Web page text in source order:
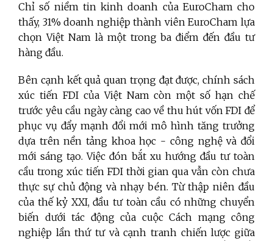
Chỉ số niềm tin kinh doanh của EuroCham cho
thấy, 31% doanh nghiệp thành viên EuroCham lựa
chọn Việt Nam là một trong ba điểm đến đầu tư
hàng đầu.
Bên cạnh kết quả quan trọng đạt được, chính sách
xúc tiến FDI của Việt Nam còn một số hạn chế
trước yêu cầu ngày càng cao về thu hút vốn FDI để
phục vụ đẩy mạnh đổi mới mô hình tăng trưởng
dựa trên nền tảng khoa học - công nghệ và đổi
mới sáng tạo. Việc đón bắt xu hướng đầu tư toàn
cầu trong xúc tiến FDI thời gian qua vẫn còn chưa
thực sự chủ động và nhạy bén. Từ thập niên đầu
của thế kỷ XXI, đầu tư toàn cầu có những chuyển
biến dưới tác động của cuộc Cách mạng công
nghiệp lần thứ tư và cạnh tranh chiến lược giữa